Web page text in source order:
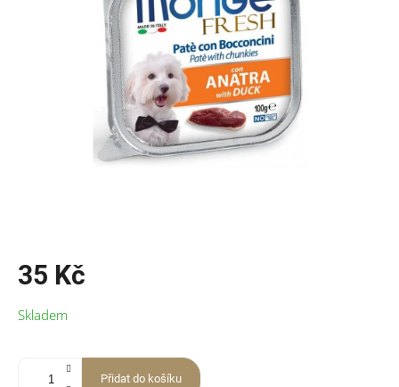
35 Kč
cena:
Skladem
Přidat do košíku